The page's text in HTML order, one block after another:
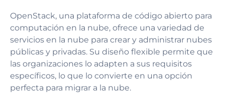
OpenStack, una plataforma de código abierto para
computación en la nube, ofrece una variedad de
servicios en la nube para crear y administrar nubes
públicas y privadas. Su diseño flexible permite que
las organizaciones lo adapten a sus requisitos
específicos, lo que lo convierte en una opción
perfecta para migrar a la nube.